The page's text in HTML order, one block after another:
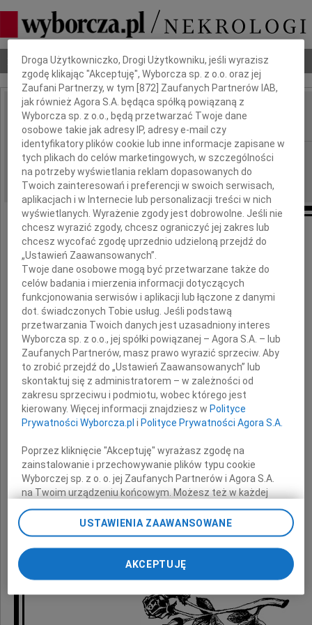
Nekrologi Odeszli Poradnik pogrzebowy
IMIĘ I NAZWISKO: Leszk Maszer
REGION: Warszawa
DATA EMISJI: 13.08.2009
wyrazy głębokiego współczucia
z powodu śmierci
Męża
Leszka Maszer
składa
Dyrekcja, grono pedagogiczne i pracownicy
Dbamy o Twoją prywatność
Droga Użytkowniczko, Drogi Użytkowniku, jeśli wyrazisz
zgodę klikając "Akceptuję", Wyborcza sp. z o.o. oraz jej
Zaufani Partnerzy, w tym [872 ] Zaufanych Partnerów IAB,
jak również Agora S.A. będąca spółką powiązaną z
Wyborcza sp. z o.o., będą przetwarzać Twoje dane
osobowe takie jak adresy IP, adresy e-mail czy
identyfikatory plików cookie lub inne informacje zapisane w
tych plikach do celów marketingowych, w szczególności
na potrzeby wyświetlania reklam dopasowanych do
Twoich zainteresowań i preferencji w swoich serwisach,
aplikacjach i w Internecie lub personalizacji treści w nich
wyświetlanych. Wyrażenie zgody jest dobrowolne. Jeśli nie
chcesz wyrazić zgody, chcesz ograniczyć jej zakres lub
chcesz wycofać zgodę uprzednio udzieloną przejdź do
„Ustawień Zaawansowanych”.
Twoje dane osobowe mogą być przetwarzane także do
celów badania i mierzenia informacji dotyczących
funkcjonowania serwisów i aplikacji lub łączone z danymi
dot. świadczonych Tobie usług. Jeśli podstawą
przetwarzania Twoich danych jest uzasadniony interes
Wyborcza sp. z o.o., jej spółki powiązanej – Agora S.A. – lub
Zaufanych Partnerów, masz prawo wyrazić sprzeciw. Aby
to zrobić przejdź do „Ustawień Zaawansowanych” lub
skontaktuj się z administratorem – w zależności od
zakresu sprzeciwu i podmiotu, wobec którego jest
kierowany. Więcej informacji znajdziesz w Polityce
Prywatności Wyborcza.pl i Polityce Prywatności Agora S.A.
Poprzez kliknięcie "Akceptuję" wyrażasz zgodę na
zainstalowanie i przechowywanie plików typu cookie
Wyborczej sp. z o. o. jej Zaufanych Partnerów i Agora S.A.
na Twoim urządzeniu końcowym. Możesz też w każdej
chwili zmienić swoje preferencje dot. plików cookie,
ponownie wywołując narzędzie do zarządzania Twoimi
preferencjami dot. przetwarzania danych poprzez
odnośnik „Ustawienia prywatności” w stopce serwisu i
przechodząc do sekcji „Ustawienia zaawansowane”.
Zmiana ustawień plików cookie możliwa jest także za
My, nasi Zaufani Partnerzy i Agora S.A. możemy
USTAWIENIA ZAAWANSOWANE
AKCEPTUJĘ